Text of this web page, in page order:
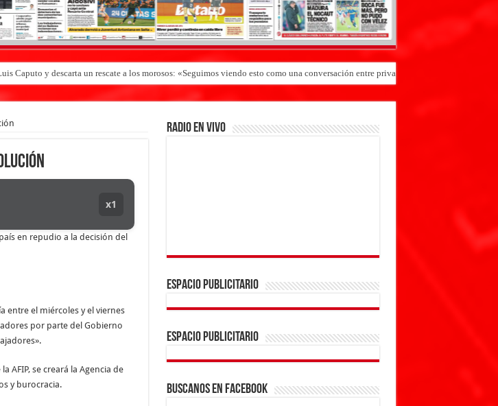
Caputo y descarta un rescate a los morosos: «Seguimos viendo esto como una conversación entre privados»
x1
en repudio a la decisión del
entre el miércoles y el viernes
por parte del Gobierno
AFIP, se creará la Agencia de
y burocracia.
RADIO EN VIVO
ESPACIO PUBLICITARIO
ESPACIO PUBLICITARIO
BUSCANOS EN FACEBOOK